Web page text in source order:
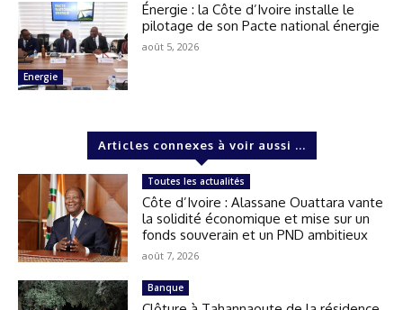
Energie
Énergie : la Côte d’Ivoire installe le
pilotage de son Pacte national énergie
août 5, 2026
Articles connexes à voir aussi ...
Toutes les actualités
Côte d’Ivoire : Alassane Ouattara vante
la solidité économique et mise sur un
fonds souverain et un PND ambitieux
août 7, 2026
Banque